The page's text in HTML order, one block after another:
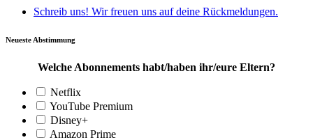
Schreib uns! Wir freuen uns auf deine Rückmeldungen.
Neueste Abstimmung
Welche Abonnements habt/haben ihr/eure Eltern?
Netflix
YouTube Premium
Disney+
Amazon Prime